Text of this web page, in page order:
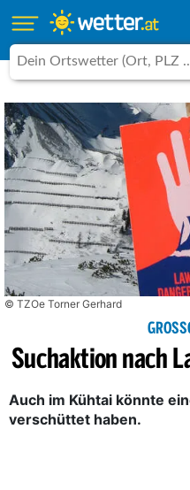
© TZOe Torner Gerhard
Suchaktion nach
Auch im Kühtai könnte
verschüttet haben.